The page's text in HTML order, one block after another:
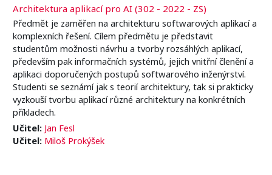
Architektura aplikací pro AI (302 - 2022 - ZS)
Předmět je zaměřen na architekturu softwarových aplikací a
komplexních řešení. Cílem předmětu je představit
studentům možnosti návrhu a tvorby rozsáhlých aplikací,
především pak informačních systémů, jejich vnitřní členění a
aplikaci doporučených postupů softwarového inženýrství.
Studenti se seznámí jak s teorií architektury, tak si prakticky
vyzkouší tvorbu aplikací různé architektury na konkrétních
příkladech.
Učitel: Jan Fesl
Učitel: Miloš Prokýšek